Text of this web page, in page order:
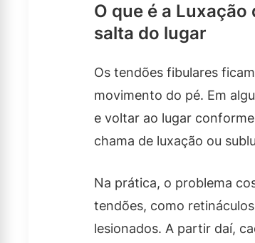
O que é a
salta do lugar
Os tendões fibulares
movimento do pé. Em
e voltar ao lugar
chama de luxação ou
Na prática, o problema
tendões, como
lesionados. A partir daí,